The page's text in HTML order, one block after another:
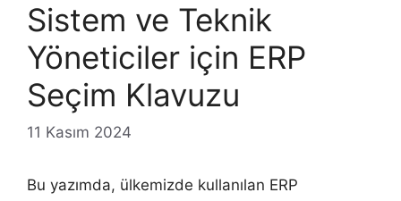
Sistem ve Teknik
Yöneticiler için ERP
Seçim Klavuzu
11 Kasım 2024
Bu yazımda, ülkemizde kullanılan ERP